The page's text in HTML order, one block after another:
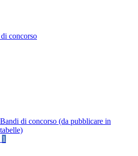
concorso
Bandi di concorso (da pubblicare in
tabelle)
1